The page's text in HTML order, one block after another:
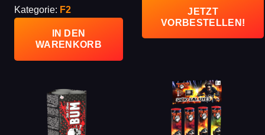
Kategorie: F2
IN DEN
WARENKORB
JETZT
VORBESTELLEN!